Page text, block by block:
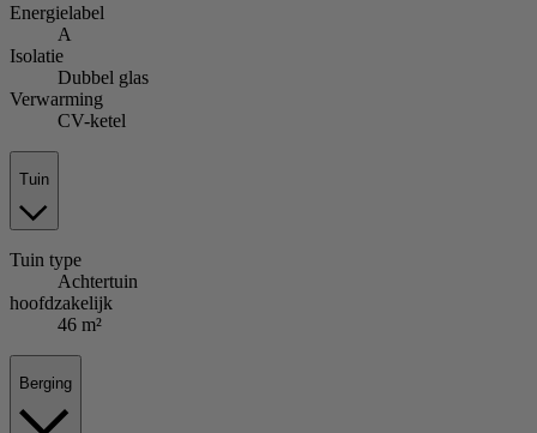
Energielabel
A
Isolatie
Dubbel glas
Verwarming
CV-ketel
Tuin
Tuin type
Achtertuin
hoofdzakelijk
46 m²
Berging